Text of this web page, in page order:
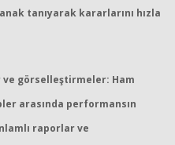
tanıyarak kararlarını hızla
ve görselleştirmeler: Ham
arasında performansın
raporlar ve